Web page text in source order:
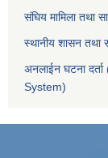
संघिय मामिला तथा
स्थानीय शासन तथा
अनलाईन घटना
System)